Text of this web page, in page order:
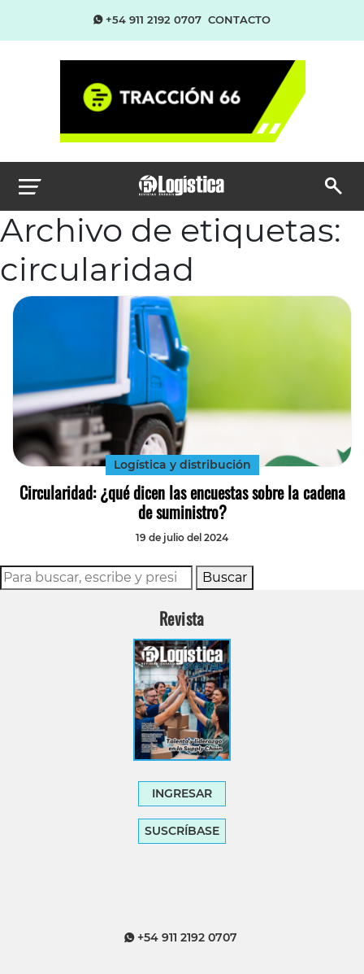
+54 911 2192 0707 CONTACTO
Archivo de etiquetas:
circularidad
Logística y distribución
Circularidad: ¿qué dicen las encuestas sobre la cadena
de suministro?
19 de julio del 2024
Buscar
Revista
INGRESAR
SUSCRÍBASE
+54 911 2192 0707